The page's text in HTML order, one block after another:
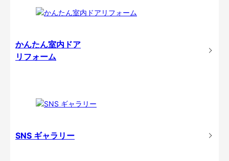
かんたん室内ドア
リフォーム
SNS ギャラリー